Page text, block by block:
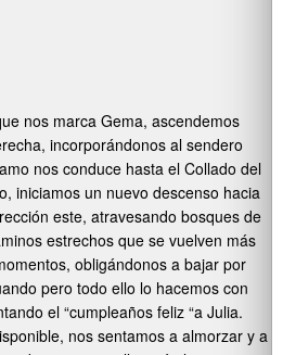
nos marca Gema, ascendemos
incorporándonos al sendero
nos conduce hasta el Collado del
iniciamos un nuevo descenso hacia
este, atravesando bosques de
estrechos que se vuelven más
obligándonos a bajar por
pero todo ello lo hacemos con
el “cumpleaños feliz “a Julia.
nos sentamos a almorzar y a